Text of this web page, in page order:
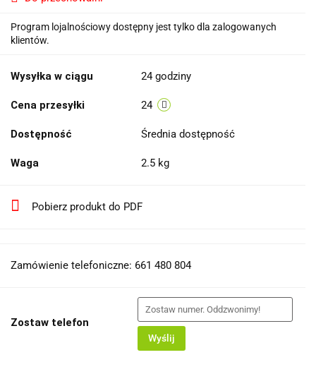
Program lojalnościowy dostępny jest tylko dla zalogowanych
klientów.
Wysyłka w ciągu 24 godziny
Cena przesyłki 24
Dostępność Średnia dostępność
Waga 2.5 kg
Pobierz produkt do PDF
Zamówienie telefoniczne: 661 480 804
Zostaw telefon
Wyślij